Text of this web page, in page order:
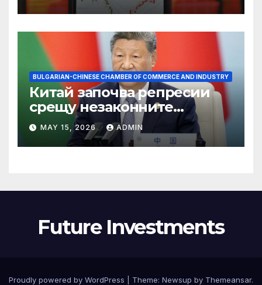
BULGARIAN-CHINESE CHAMBER OF COMMERCE AND INDUSTRY
Китай започва репресии
срещу незаконните
практики в сектора на TCM
MAY 15, 2026 ADMIN
Future Investments
Proudly powered by WordPress Theme: Newsup by Themeansar.